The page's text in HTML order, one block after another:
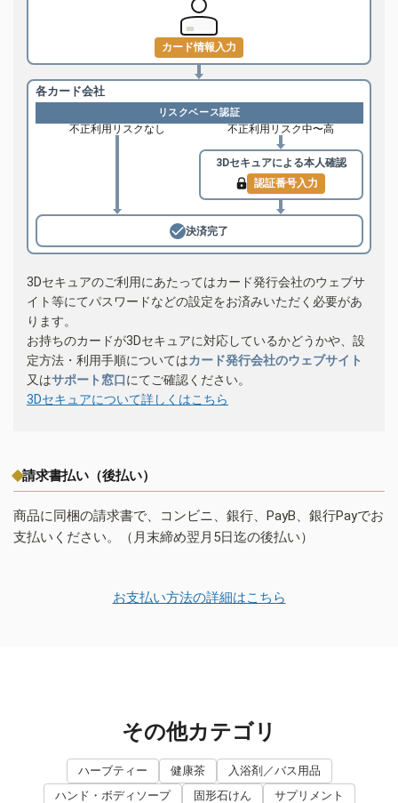
カード情報入力
各カード会社
リスクベース認証
不正利用リスクなし 不正利用リスク中〜高
3Dセキュアによる本人確認
認証番号入力
決済完了
3Dセキュアのご利用にあたってはカード発行会社のウェブサ
イト等にてパスワードなどの設定をお済みいただく必要があ
ります。
お持ちのカードが3Dセキュアに対応しているかどうかや、設
定方法・利用手順についてはカード発行会社のウェブサイト
又はサポート窓口にてご確認ください。
3Dセキュアについて詳しくはこちら
請求書払い（後払い）
商品に同梱の請求書で、コンビニ、銀行、PayB、銀行Payでお
支払いください。（月末締め翌月5日迄の後払い）
お支払い方法の詳細はこちら
その他カテゴリ
ハーブティー 健康茶
入浴剤／バス用品
ハンド・ボディソープ
固形石けん
サプリメント